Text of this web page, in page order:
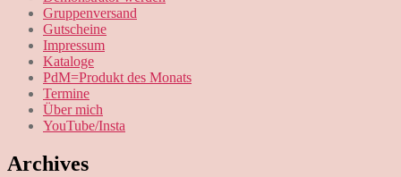
Gruppenversand
Gutscheine
Impressum
Kataloge
PdM=Produkt des Monats
Termine
Über mich
YouTube/Insta
Archives